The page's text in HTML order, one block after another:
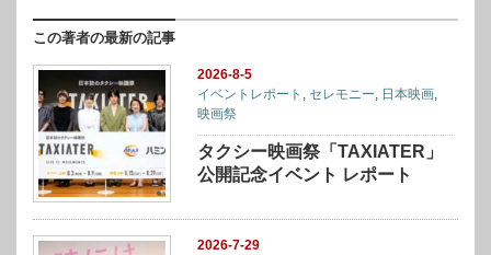
この著者の最新の記事
2026-8-5
イベントレポート , セレモニー, 日本映画,
映画祭
タクシー映画祭「TAXIATER」
公開記念イベント レポート
2026-7-29